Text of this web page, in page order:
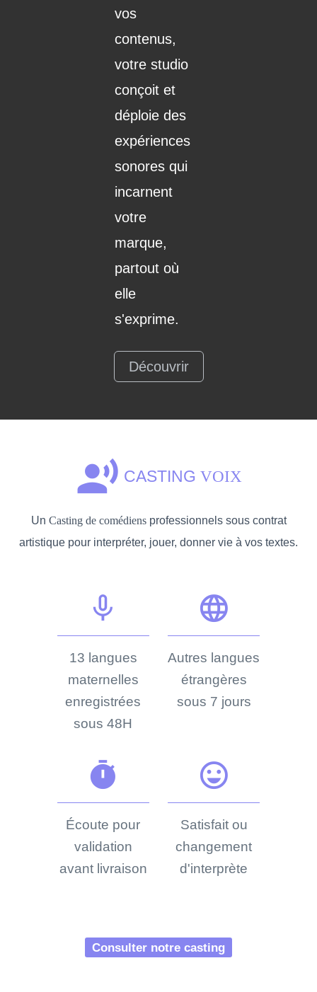
vos
contenus,
votre studio
conçoit et
déploie des
expériences
sonores qui
incarnent
votre
marque,
partout où
elle
s'exprime.
Découvrir
record_voice_over CASTING VOIX
Un Casting de comédiensprofessionnels sous contrat
artistique pour interpréter, jouer, donner vie à vos textes.
mic_none
13 langues
maternelles
enregistrées
sous 48H
language
Autres langues
étrangères
sous 7 jours
timer
Écoute pour
validation
avant livraison
sentiment_very_satisfied
Satisfait ou
changement
d'interprète
Consulter notre casting